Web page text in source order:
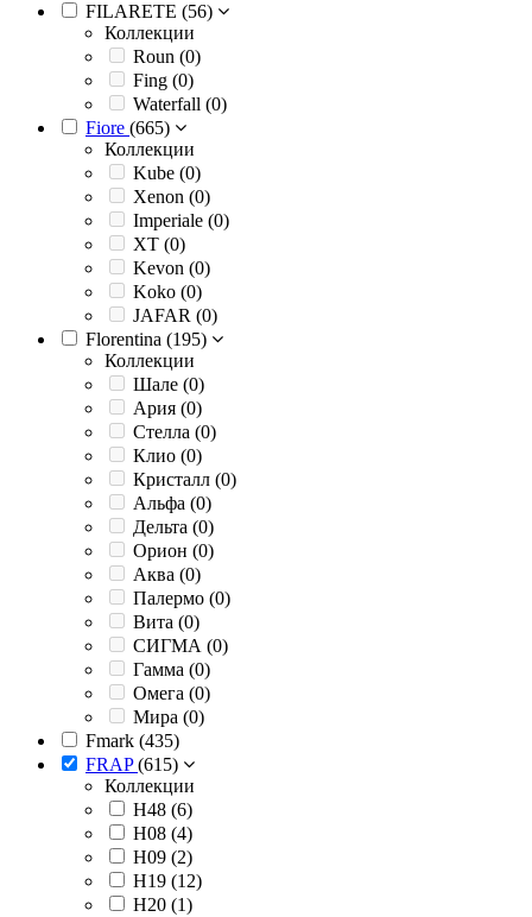
FILARETE (56)
Коллекции
Roun (0)
Fing (0)
Waterfall (0)
Fiore (665)
Коллекции
Kube (0)
Xenon (0)
Imperiale (0)
XT (0)
Kevon (0)
Koko (0)
JAFAR (0)
Florentina (195)
Коллекции
Шале (0)
Ария (0)
Стелла (0)
Клио (0)
Кристалл (0)
Альфа (0)
Дельта (0)
Орион (0)
Аква (0)
Палермо (0)
Вита (0)
СИГМА (0)
Гамма (0)
Омега (0)
Мира (0)
Fmark (435)
FRAP(615)
Коллекции
H48 (6)
H08 (4)
H09 (2)
H19 (12)
H20 (1)